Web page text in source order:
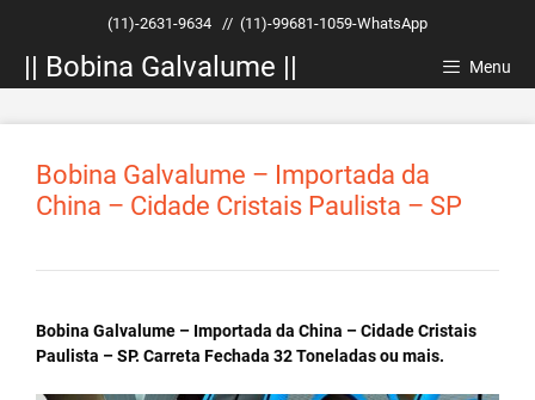
conteúdo
(11)-2631-9634 // (11)-99681-1059-WhatsApp
|| Bobina Galvalume || Menu
Bobina Galvalume – Importada da
China – Cidade Cristais Paulista – SP
Bobina Galvalume – Importada da China – Cidade Cristais
Paulista – SP. Carreta Fechada 32 Toneladas ou mais.